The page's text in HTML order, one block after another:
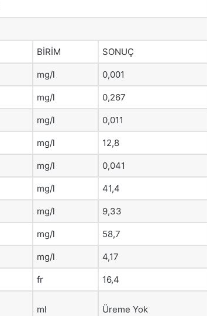
BİRİM SONUÇ
mg/l 0,001
mg/l 0,267
mg/l 0,011
mg/l 12,8
mg/l 0,041
mg/l 41,4
mg/l 9,33
mg/l 58,7
mg/l 4,17
fr 16,4
ml Üreme Yok